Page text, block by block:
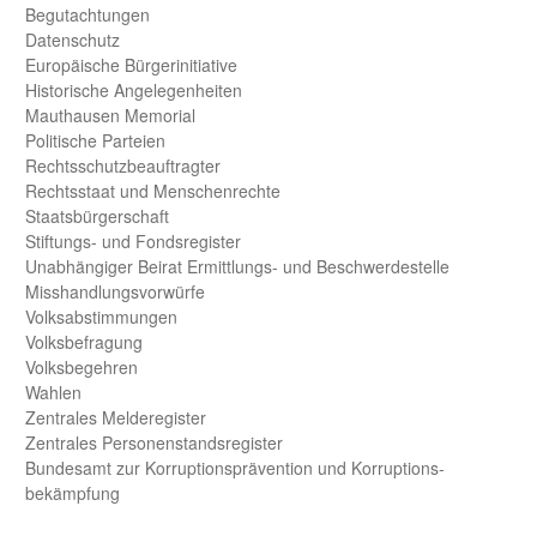
Begut­achtungen
Daten­schutz
Europäische Bürger­initiative
Historische Angelegen­heiten
Mauthausen Memorial
Politische Parteien
Rechts­schutz­beauftragter
Rechts­staat und Menschen­rechte
Staats­bürger­schaft
Stiftungs- und Fonds­register
Unab­hängiger Beirat Ermittlungs- und Beschwerde­stelle
Misshandlungs­vorwürfe
Volks­abstimmungen
Volks­befragung
Volks­begehren
Wahlen
Zentrales Melde­register
Zentrales Personen­stands­register
Bundes­amt zur Korrup­tions­prävention und Korrup­tions­
bekämpfung